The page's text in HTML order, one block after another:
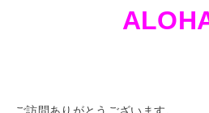
ご訪問ありがとうございます。